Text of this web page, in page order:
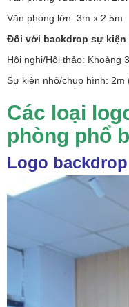
Văn phòng lớn: 3m x 2.5m
Đối với backdrop sự
Hội nghị/Hội thảo: Khoảng
Sự kiện nhỏ/chụp hình: 2m
Các loại
phòng phổ
Logo